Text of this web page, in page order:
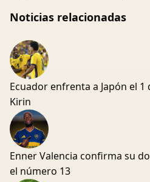
Noticias relacionadas
Ecuador enfrenta a Japón el
Kirin
Enner Valencia confirma su
el número 13